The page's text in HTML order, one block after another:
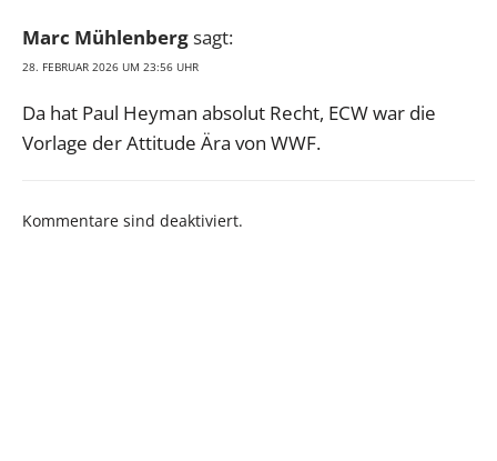
Marc Mühlenbergsagt:
28. FEBRUAR 2026 UM 23:56 UHR
Da hat Paul Heyman absolut Recht, ECW war die
Vorlage der Attitude Ära von WWF.
Kommentare sind deaktiviert.